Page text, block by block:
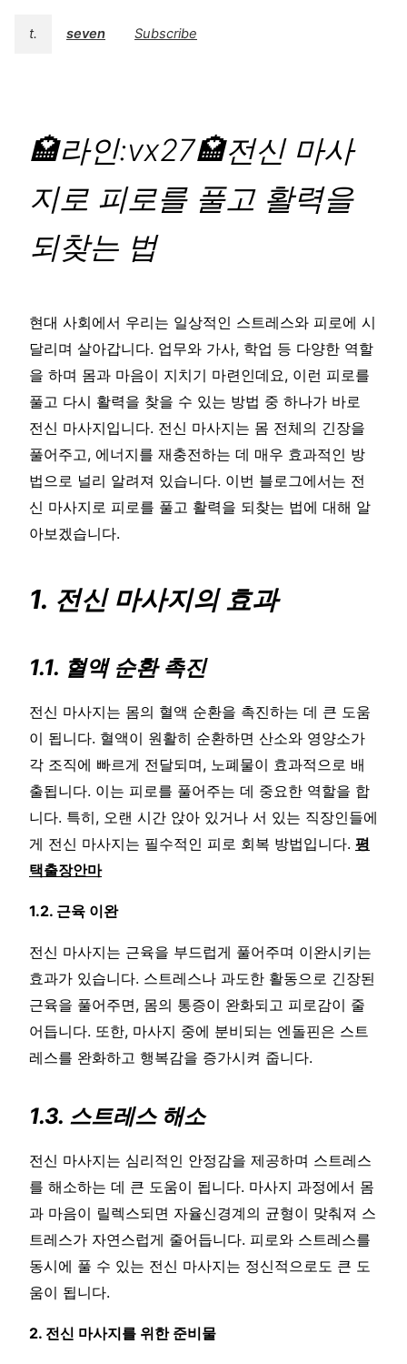
t. seven Subscribe
🏩라인:vx27🏩전신 마사
지로 피로를 풀고 활력을
되찾는 법
현대 사회에서 우리는 일상적인 스트레스와 피로에 시
달리며 살아갑니다. 업무와 가사, 학업 등 다양한 역할
을 하며 몸과 마음이 지치기 마련인데요, 이런 피로를
풀고 다시 활력을 찾을 수 있는 방법 중 하나가 바로
전신 마사지입니다. 전신 마사지는 몸 전체의 긴장을
풀어주고, 에너지를 재충전하는 데 매우 효과적인 방
법으로 널리 알려져 있습니다. 이번 블로그에서는 전
신 마사지로 피로를 풀고 활력을 되찾는 법에 대해 알
아보겠습니다.
1. 전신 마사지의 효과
1.1. 혈액 순환 촉진
전신 마사지는 몸의 혈액 순환을 촉진하는 데 큰 도움
이 됩니다. 혈액이 원활히 순환하면 산소와 영양소가
각 조직에 빠르게 전달되며, 노폐물이 효과적으로 배
출됩니다. 이는 피로를 풀어주는 데 중요한 역할을 합
니다. 특히, 오랜 시간 앉아 있거나 서 있는 직장인들에
게 전신 마사지는 필수적인 피로 회복 방법입니다. 평
택출장안마
1.2. 근육 이완
전신 마사지는 근육을 부드럽게 풀어주며 이완시키는
효과가 있습니다. 스트레스나 과도한 활동으로 긴장된
근육을 풀어주면, 몸의 통증이 완화되고 피로감이 줄
어듭니다. 또한, 마사지 중에 분비되는 엔돌핀은 스트
레스를 완화하고 행복감을 증가시켜 줍니다.
1.3. 스트레스 해소
전신 마사지는 심리적인 안정감을 제공하며 스트레스
를 해소하는 데 큰 도움이 됩니다. 마사지 과정에서 몸
과 마음이 릴렉스되면 자율신경계의 균형이 맞춰져 스
트레스가 자연스럽게 줄어듭니다. 피로와 스트레스를
동시에 풀 수 있는 전신 마사지는 정신적으로도 큰 도
움이 됩니다.
2. 전신 마사지를 위한 준비물